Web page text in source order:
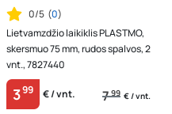
0/5 (0)
Lietvamzdžio laikiklis PLASTMO,
skersmuo 75 mm, rudos spalvos, 2
vnt., 7827440
399 € / vnt. 799 € / vnt.